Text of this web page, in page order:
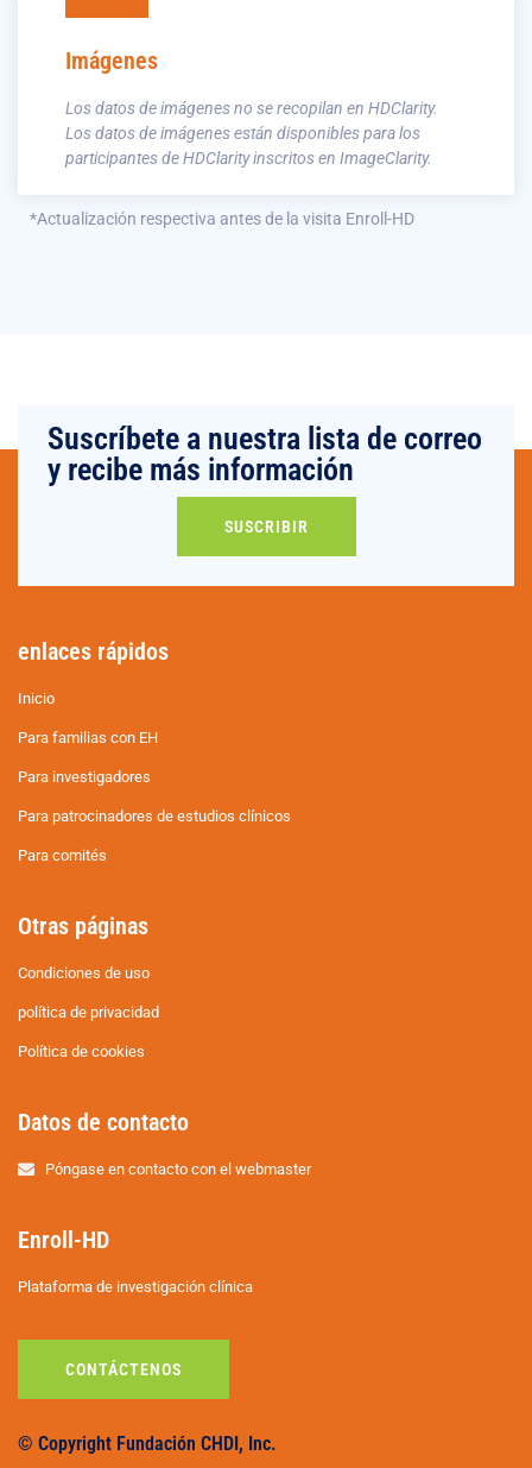
Imágenes
Los datos de imágenes no se recopilan en HDClarity.
Los datos de imágenes están disponibles para los
participantes de HDClarity inscritos en ImageClarity.
*Actualización respectiva antes de la visita Enroll-HD
Suscríbete a nuestra lista de correo
y recibe más información
SUSCRIBIR
enlaces rápidos
Inicio
Para familias con EH
Para investigadores
Para patrocinadores de estudios clínicos
Para comités
Otras páginas
Condiciones de uso
política de privacidad
Política de cookies
Datos de contacto
Póngase en contacto con el webmaster
Enroll-HD
Plataforma de investigación clínica
CONTÁCTENOS
© Copyright Fundación CHDI, Inc.